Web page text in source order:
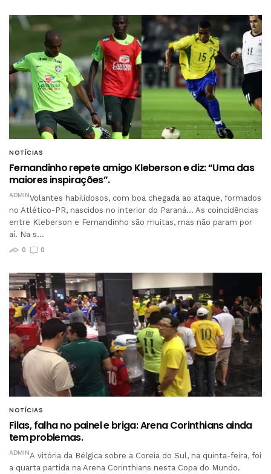
NOTÍCIAS
Fernandinho repete amigo Kleberson e diz: “Uma das
maiores inspirações”.
ADMINVolantes habilidosos, com boa chegada ao ataque, formados
no Atlético-PR, nascidos no interior do Paraná… As coincidências
entre Kleberson e Fernandinho são muitas, mas não param por
aí. Na s…
0
0
NOTÍCIAS
Filas, falha no painel e briga: Arena Corinthians ainda
tem problemas.
ADMINA vitória da Bélgica sobre a Coreia do Sul, na quinta-feira, foi
a quarta partida na Arena Corinthians nesta Copa do Mundo.